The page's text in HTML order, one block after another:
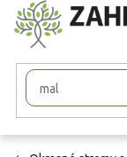
Přejít
na
obsah